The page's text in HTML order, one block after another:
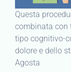
Questa
combinata con
tipo cognitivo-
dolore e dello
Agosta